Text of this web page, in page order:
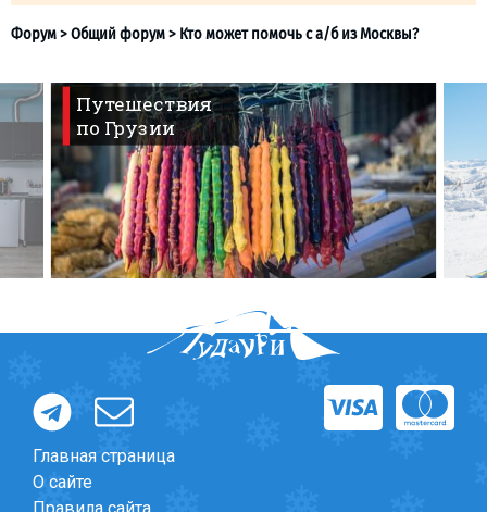
Форум Общий форум Кто может помочь с а/б из
Путешествия
по Грузии
Главная страница
О сайте